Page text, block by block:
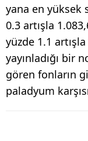
yana en yüksek
0.3 artışla
yüzde 1.1
yayınladığı bir
gören fonların
paladyum